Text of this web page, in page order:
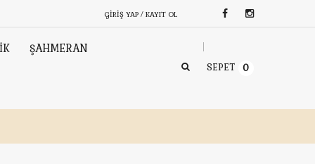
GIRIŞ YAP / KAYIT OL
ŞAHMERAN
SEPET 0